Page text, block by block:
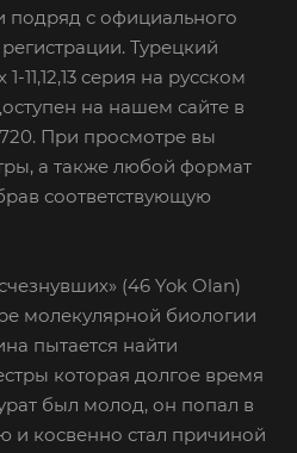
подряд с официального
Турецкий
11,12,13 серия на русском
на нашем сайте в
При просмотре вы
а также любой формат
соответствующую
(46 Yok Olan)
молекулярной биологии
пытается найти
которая долгое время
был молод, он попал в
и косвенно стал причиной